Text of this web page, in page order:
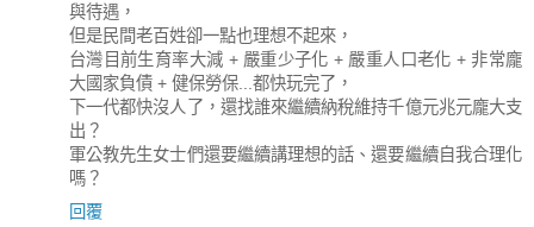
與待遇，
但是民間老百姓卻一點也理想不起來，
台灣目前生育率大減 + 嚴重少子化 + 嚴重人口老化 + 非常龐
大國家負債 + 健保勞保...都快玩完了，
下一代都快沒人了，還找誰來繼續納稅維持千億元兆元龐大支
出？
軍公教先生女士們還要繼續講理想的話、還要繼續自我合理化
嗎？
回覆